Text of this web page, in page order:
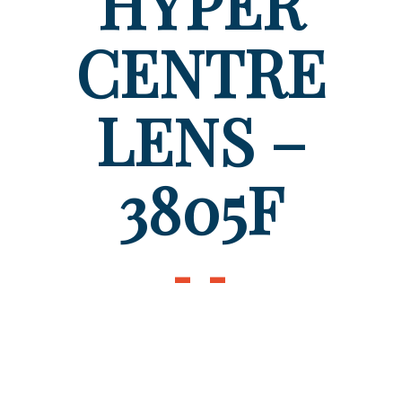
CENTRE
LENS –
3805F
- -